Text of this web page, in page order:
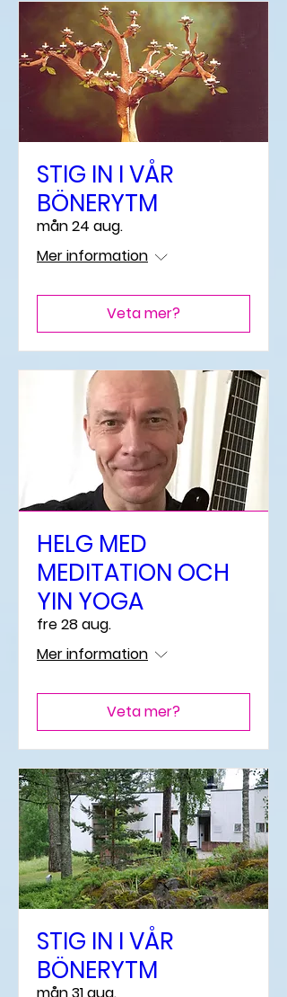
STIG IN I VÅR
BÖNERYTM
mån 24 aug.
Mer information
Veta mer?
HELG MED
MEDITATION OCH
YIN YOGA
fre 28 aug.
Mer information
Veta mer?
STIG IN I VÅR
BÖNERYTM